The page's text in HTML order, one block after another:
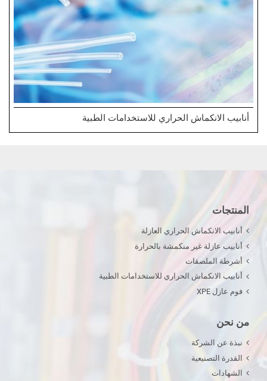
أنابيب الانكماش الحراري للاستخدامات الطبية
المنتجات
أنابيب الانكماش الحراري العازلة
أنابيب عازلة غير منكمشة بالحرارة
أشرطة الملصقات
أنابيب الانكماش الحراري للاستخدامات الطبية
فوم عازل XPE
من نحن
نبذة عن الشركة
القدرة التصنيعية
الشهادات